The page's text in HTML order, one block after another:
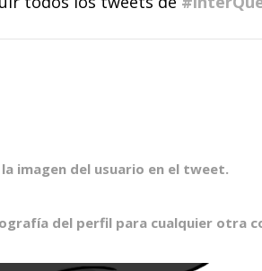
imagen del usuario en el tweet.
del perfil para cualquier otra